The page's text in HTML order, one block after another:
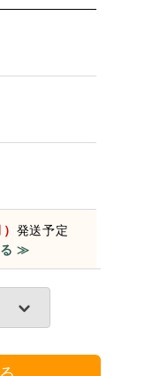
発送予定
る ≫